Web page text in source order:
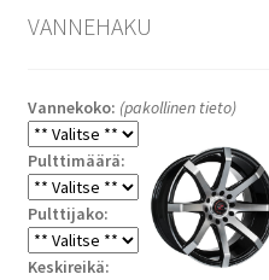
VANNEHAKU
Vannekoko: (pakollinen tieto)
Pulttimäärä:
Pulttijako:
Keskireikä: